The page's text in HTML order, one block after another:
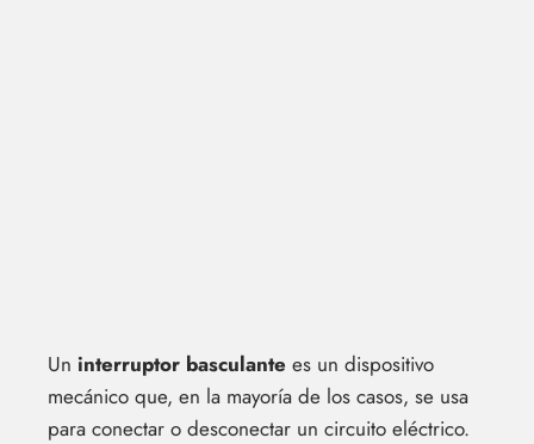
Un interruptor basculante es un dispositivo
mecánico que, en la mayoría de los casos, se usa
para conectar o desconectar un circuito eléctrico.